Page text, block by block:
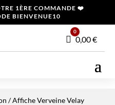
1ÈRE COMMANDE ❤️
BIENVENUE10
Panier
0
0,00€
/ Affiche Verveine Velay